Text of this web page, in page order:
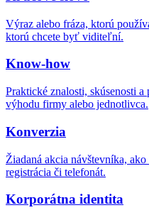
Výraz alebo fráza, ktorú
ktorú chcete byť viditeľní.
Know-how
Praktické znalosti, skúsenosti
výhodu firmy alebo jednotlivca.
Konverzia
Žiadaná akcia návštevníka,
registrácia či telefonát.
Korporátna identita